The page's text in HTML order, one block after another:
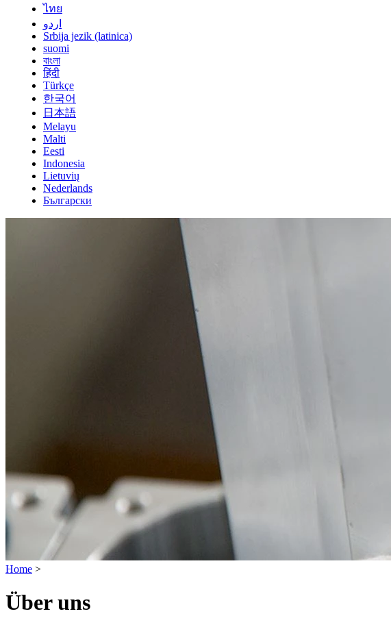
ไทย
اردو
Srbija jezik (latinica)
suomi
বাংলা
हिंदी
Türkçe
한국어
日本語
Melayu
Malti
Eesti
Indonesia
Lietuvių
Nederlands
Български
Home >
Über uns